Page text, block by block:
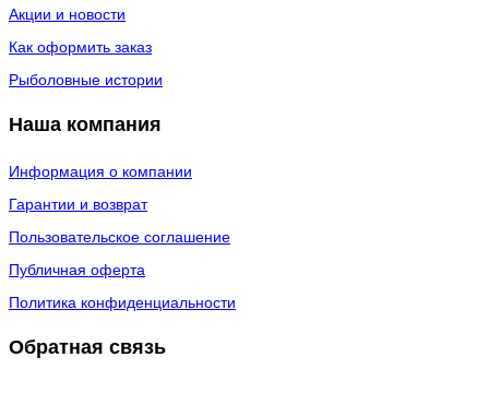
Акции и новости
Как оформить заказ
Рыболовные истории
Наша компания
Информация о компании
Гарантии и возврат
Пользовательское соглашение
Публичная оферта
Политика конфиденциальности
Обратная связь